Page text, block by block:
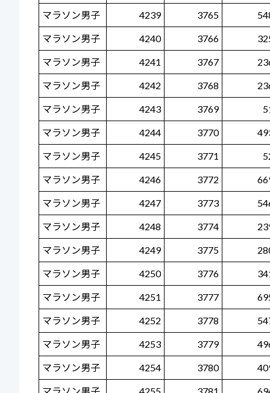
マラソン男子 4239 3765
マラソン男子 4240 3766
マラソン男子 4241 3767
マラソン男子 4242 3768
マラソン男子 4243 3769
マラソン男子 4244 3770
マラソン男子 4245 3771
マラソン男子 4246 3772
マラソン男子 4247 3773
マラソン男子 4248 3774
マラソン男子 4249 3775
マラソン男子 4250 3776
マラソン男子 4251 3777
マラソン男子 4252 3778
マラソン男子 4253 3779
マラソン男子 4254 3780